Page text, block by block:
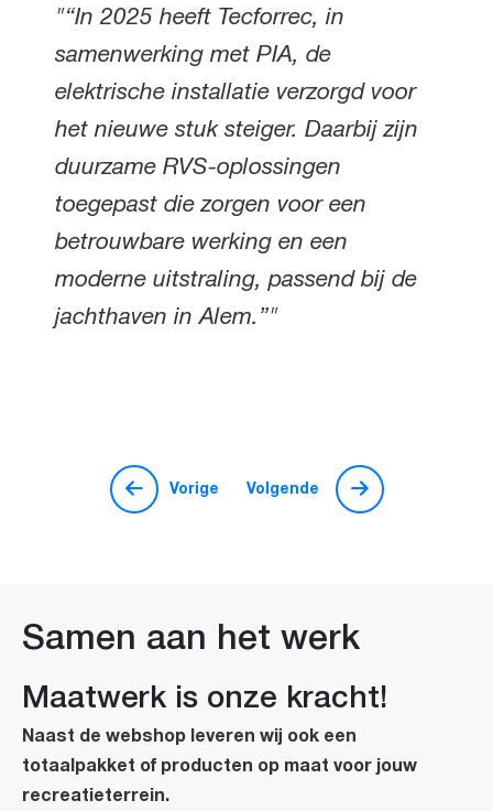
"“In 2025 heeft Tecforrec, in
samenwerking met PIA, de
elektrische installatie verzorgd voor
het nieuwe stuk steiger. Daarbij zijn
duurzame RVS-oplossingen
toegepast die zorgen voor een
betrouwbare werking en een
moderne uitstraling, passend bij de
jachthaven in Alem.”"
Vorige Volgende
Samen aan het werk
Maatwerk is onze kracht!
Naast de webshop leveren wij ook een
totaalpakket of producten op maat voor jouw
recreatieterrein.